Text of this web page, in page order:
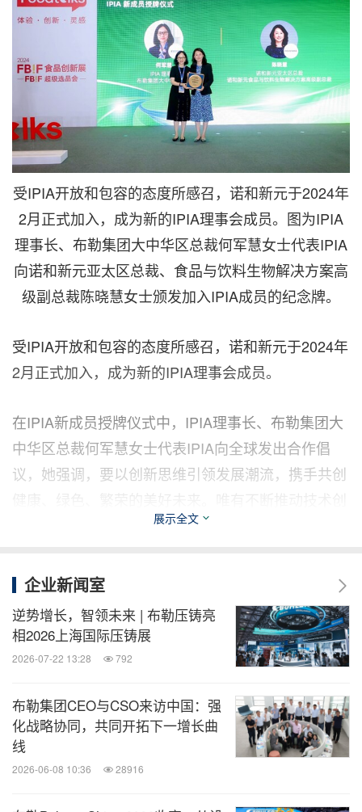
受IPIA开放和包容的态度所感召，诺和新元于2024年
2月正式加入，成为新的IPIA理事会成员。图为IPIA
理事长、布勒集团大中华区总裁何军慧女士代表IPIA
向诺和新元亚太区总裁、食品与饮料生物解决方案高
级副总裁陈晓慧女士颁发加入IPIA成员的纪念牌。
受IPIA开放和包容的态度所感召，诺和新元于2024年
2月正式加入，成为新的IPIA理事会成员。
在IPIA新成员授牌仪式中，IPIA理事长、布勒集团大
中华区总裁何军慧女士代表IPIA向全球发出合作倡
议，她强调，要以创新思维引领发展潮流，携手共创
新与理念更新，方能更好地满足社会发展需求，有效
勒集团致力于成为全球食品加工技术的领导者，专注
于提供创新和可持续的解决方案，通过创新解决方案
减少食品加工过程中的浪费，提高产品质量和安全
性，同时支持全球食品和饲料市场的可持续发展。面
持以创新技术助力食品产业的绿色转型，倡导营养健
康与环境保护理念，并协助产业链上下游构建可持续
的食物系统。
展示全文
企业新闻室
逆势增长，智领未来 | 布勒压铸亮
相2026上海国际压铸展
2026-07-22 13:28 792
布勒集团CEO与CSO来访中国：强
化战略协同，共同开拓下一增长曲
线
2026-06-08 10:36 28916